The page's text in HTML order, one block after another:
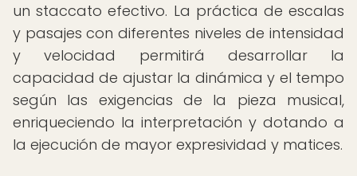
un staccato efectivo. La práctica de escalas
y pasajes con diferentes niveles de intensidad
y velocidad permitirá desarrollar la
capacidad de ajustar la dinámica y el tempo
según las exigencias de la pieza musical,
enriqueciendo la interpretación y dotando a
la ejecución de mayor expresividad y matices.